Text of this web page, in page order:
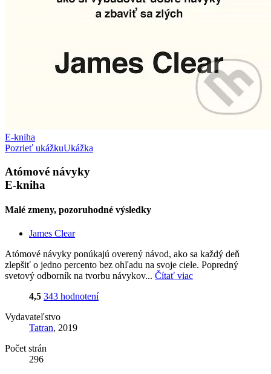
E-kniha
Pozrieť ukážkuUkážka
Atómové návyky
E-kniha
Malé zmeny, pozoruhodné výsledky
James Clear
Atómové návyky ponúkajú overený návod, ako sa každý deň
zlepšiť o jedno percento bez ohľadu na svoje ciele. Popredný
svetový odborník na tvorbu návykov... Čítať viac
4,5 343 hodnotení
Vydavateľstvo
Tatran, 2019
Počet strán
296